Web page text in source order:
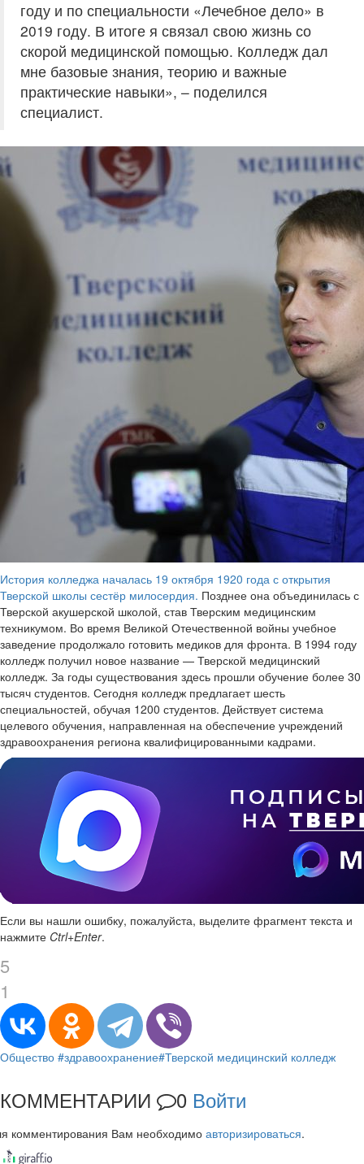
году и по специальности «Лечебное дело» в
2019 году. В итоге я связал свою жизнь со
скорой медицинской помощью. Колледж дал
мне базовые знания, теорию и важные
практические навыки», – поделился
специалист.
История колледжа началась 19 октября 1920 года с открытия
Тверской школы сестёр милосердия. Позднее она объединилась с
Тверской акушерской школой, став Тверским медицинским
техникумом. Во время Великой Отечественной войны учебное
заведение продолжало готовить медиков для фронта. В 1994 году
колледж получил новое название — Тверской медицинский
колледж. За годы существования здесь прошли обучение более 30
тысяч студентов. Сегодня колледж предлагает шесть
специальностей, обучая 1200 студентов. Действует система
целевого обучения, направленная на обеспечение учреждений
здравоохранения региона квалифицированными кадрами.
Если вы нашли ошибку, пожалуйста, выделите фрагмент текста и
нажмите Ctrl+Enter.
5
1
Общество #здравоохранение#Тверской медицинский колледж
КОММЕНТАРИИ 0 Войти
комментирования Вам необходимо авторизироваться.